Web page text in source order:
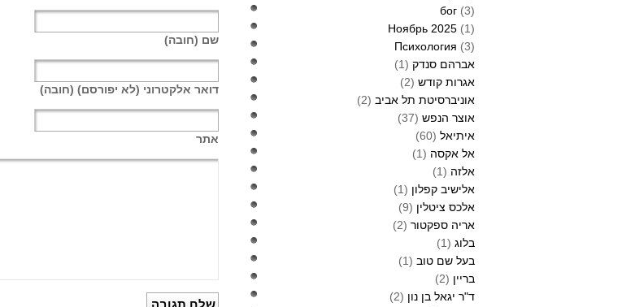
שם (חובה)
דואר אלקטרוני (לא יפורסם) (חובה)
אתר
бог (3)
Ноябрь 2025 (1)
Психология (3)
אברהם סנדק (1)
אגרות קודש (2)
אוניברסיטת תל אביב (2)
אוצר הנפש (37)
איתיאל (60)
אל אקסה (1)
אלזה (1)
אלישיב קפלון (1)
אלכס ציטלין (9)
אריה ספקטור (2)
בלוג (1)
בעל שם טוב (1)
בריין (2)
ד"ר יגאל בן נון (2)